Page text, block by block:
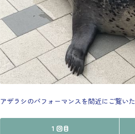
アザラシのパフォーマンスを間近にご覧いた
１回目